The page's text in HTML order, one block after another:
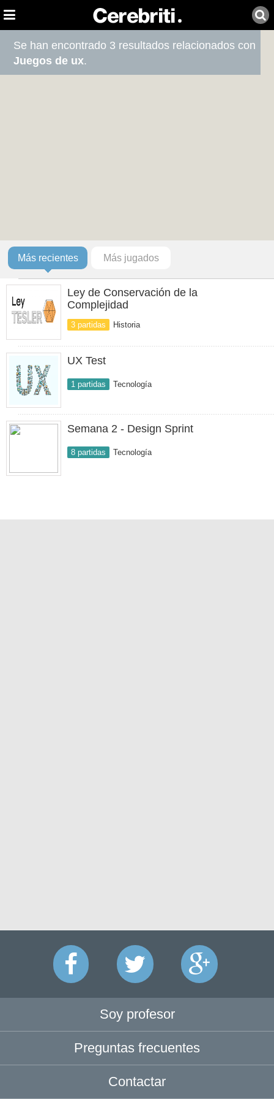
Se han encontrado 3 resultados relacionados con
Juegos de ux.
Más recientes Más jugados
Ley de Conservación de la
Complejidad
3 partidas Historia
UX Test
1 partidas Tecnología
Semana 2 - Design Sprint
8 partidas Tecnología
Soy profesor
Preguntas frecuentes
Contactar